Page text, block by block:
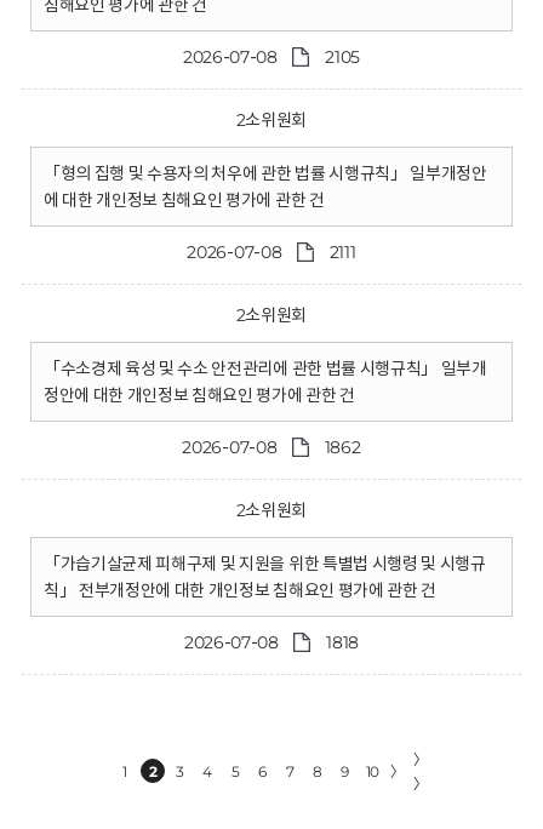
침해요인 평가에 관한 건
2026-07-08 2105
2소위원회
「형의 집행 및 수용자의 처우에 관한 법률 시행규칙」 일부개정안
에 대한 개인정보 침해요인 평가에 관한 건
2026-07-08 2111
2소위원회
「수소경제 육성 및 수소 안전관리에 관한 법률 시행규칙」 일부개
정안에 대한 개인정보 침해요인 평가에 관한 건
2026-07-08 1862
2소위원회
「가습기살균제 피해구제 및 지원을 위한 특별법 시행령 및 시행규
칙」 전부개정안에 대한 개인정보 침해요인 평가에 관한 건
2026-07-08 1818
1 2 3 4 5 6 7 8 9 10 〉
〉
〉